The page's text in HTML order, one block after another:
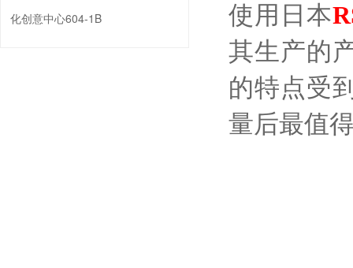
使用日本
其生产的
的特点受
量后最值
化创意中心604-1B